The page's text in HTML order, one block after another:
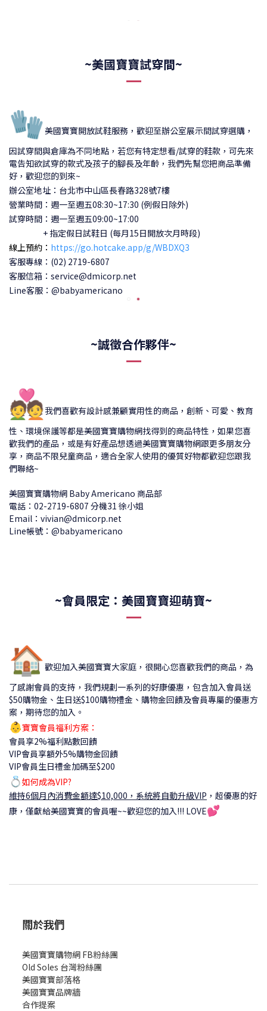
~美國寶寶試穿間~
🧤美國寶寶開放試鞋服務，歡迎至辦公室展示間試穿選購，
因試穿間與倉庫為不同地點，若您有特定想看/試穿的鞋款，可先來
電告知欲試穿的款式及孩子的腳長及年齡，我們先幫您把商品準備
好，歡迎您的到來~
辦公室地址：台北市中山區長春路328號7樓
營業時間：週一至週五08:30~17:30 (例假日除外)
試穿時間： 週一至週五09:00~17:00
+ 指定假日試鞋日 (每月15日開放次月時段)
線上預約： https://go.hotcake.app/g/WBDXQ3
客服專線：(02) 2719-6807
客服信箱：service@dmicorp.net
Line客服：@babyamericano
~誠徵合作夥伴~
💑我們喜歡有設計感兼顧實用性的商品，創新、可愛、教育
性、環境保護等都是美國寶寶購物網找得到的商品特性，如果您喜
歡我們的產品，或是有好產品想透過美國寶寶購物網跟更多朋友分
享，商品不限兒童商品，適合全家人使用的優質好物都歡迎您跟我
們聯絡~
美國寶寶購物網 Baby Americano 商品部
電話：02-2719-6807 分機31 徐小姐
Email：vivian@dmicorp.net
Line帳號：@babyamericano
~會員限定：美國寶寶迎萌寶~
🏠歡迎加入美國寶寶大家庭，很開心您喜歡我們的商品，為
了感謝會員的支持，我們規劃一系列的好康優惠，包含加入會員送
$50購物金、生日送$100購物禮金、購物金回饋及會員專屬的優惠方
案，期待您的加入。
👶寶寶會員福利方案：
會員享2%福利點數回饋
VIP會員享額外5%購物金回饋
VIP會員生日禮金加碼至$200
💍如何成為VIP?
維持6個月內消費金額達$10,000，系統將自動升級VIP ， 超優惠的好
康，僅獻給美國寶寶的會員喔~~歡迎您的加入!!! LOVE💕
關於我們
美國寶寶購物網 FB粉絲團
Old Soles 台灣粉絲團
美國寶寶部落格
美國寶寶品牌牆
合作提案